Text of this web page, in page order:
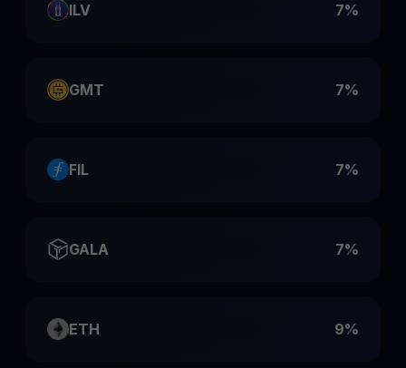
ILV 7%
GMT 7%
FIL 7%
GALA 7%
ETH 9%